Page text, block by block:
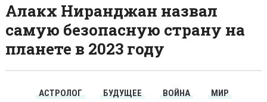
Алакх Ниранджан назвал
самую безопасную страну на
планете в 2023 году
АСТРОЛОГ БУДУЩЕЕ ВОЙНА
МИР